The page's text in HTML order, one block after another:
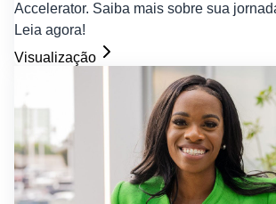
Accelerator. Saiba mais sobre sua
Leia agora!
Visualização